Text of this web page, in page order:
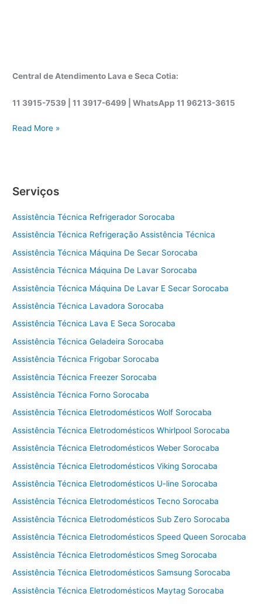
Central de Atendimento Lava e Seca Cotia:
11 3915-7539 | 11 3917-6499 |WhatsApp11 96213-3615
A
t
n
c
a
t
n
i
a
l
a
e
e
c
a
o
t
Read More »
Serviços
Assistência Técnica Refrigerador Sorocaba
Assistência Técnica Refrigeração Assistência Técnica
Assistência Técnica Máquina De Secar Sorocaba
Assistência Técnica Máquina De Lavar Sorocaba
Assistência Técnica Máquina De Lavar E Secar Sorocaba
Assistência Técnica Lavadora Sorocaba
Assistência Técnica Lava E Seca Sorocaba
Assistência Técnica Geladeira Sorocaba
Assistência Técnica Frigobar Sorocaba
Assistência Técnica Freezer Sorocaba
Assistência Técnica Forno Sorocaba
Assistência Técnica Eletrodomésticos Wolf Sorocaba
Assistência Técnica Eletrodomésticos Whirlpool Sorocaba
Assistência Técnica Eletrodomésticos Weber Sorocaba
Assistência Técnica Eletrodomésticos Viking Sorocaba
Assistência Técnica Eletrodomésticos U-line Sorocaba
Assistência Técnica Eletrodomésticos Tecno Sorocaba
Assistência Técnica Eletrodomésticos Sub Zero Sorocaba
Assistência Técnica Eletrodomésticos Speed Queen Sorocaba
Assistência Técnica Eletrodomésticos Smeg Sorocaba
Assistência Técnica Eletrodomésticos Samsung Sorocaba
Assistência Técnica Eletrodomésticos Maytag Sorocaba